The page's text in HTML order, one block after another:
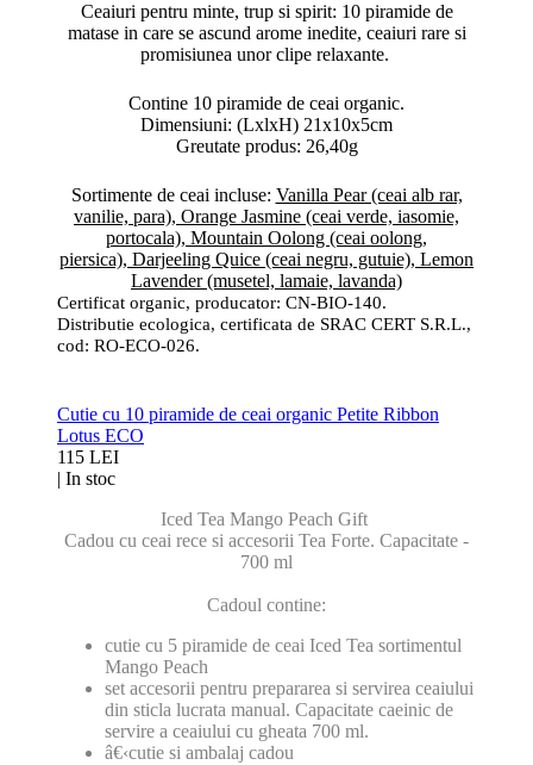
Ceaiuri pentru minte, trup si spirit: 10 piramide de
matase in care se ascund arome inedite, ceaiuri rare si
promisiunea unor clipe relaxante.
Contine 10 piramide de ceai organic.
Dimensiuni: (LxlxH) 21x10x5cm
Greutate produs: 26,40g
Sortimente de ceai incluse: Vanilla Pear (ceai alb rar,
vanilie, para), Orange Jasmine (ceai verde, iasomie,
portocala), Mountain Oolong (ceai oolong,
piersica), Darjeeling Quice (ceai negru, gutuie), Lemon
Lavender (musetel, lamaie, lavanda)
Certificat organic, producator: CN-BIO-140.
Distributie ecologica, certificata de SRAC CERT S.R.L.,
cod: RO-ECO-026.
Cutie cu 10 piramide de ceai organic Petite Ribbon
Lotus ECO
115 LEI
| In stoc
Iced Tea Mango Peach Gift
Cadou cu ceai rece si accesorii Tea Forte. Capacitate -
700 ml
Cadoul contine:
cutie cu 5 piramide de ceai Iced Tea sortimentul
Mango Peach
set accesorii pentru prepararea si servirea ceaiului
din sticla lucrata manual. Capacitate caeinic de
servire a ceaiului cu gheata 700 ml.
â€‹cutie si ambalaj cadou